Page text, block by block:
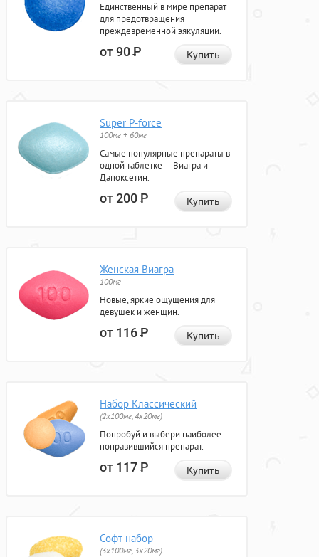
Единственный в мире препарат
для предотвращения
преждевременной эякуляции.
от 90Р Купить
Super P-force
100мг + 60мг
Самые популярные препараты в
одной таблетке — Виагра и
Дапоксетин.
от 200Р Купить
Женская Виагра
100мг
Новые, яркие ощущения для
девушек и женщин.
от 116Р Купить
Набор Классический
(2x100мг, 4x20мг)
Попробуй и выбери наиболее
понравившийся препарат.
от 117Р Купить
Софт набор
(3x100мг, 3x20мг)